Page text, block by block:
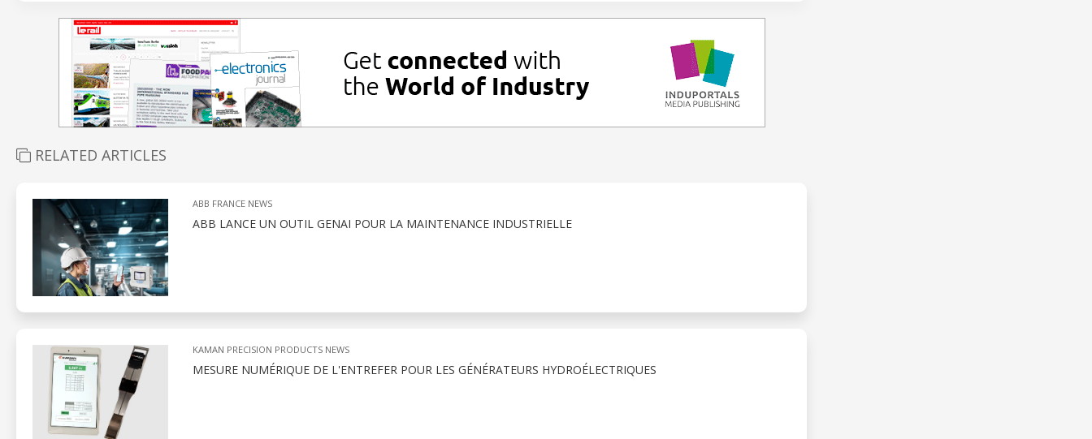
RELATED ARTICLES
ABB FRANCE NEWS
ABB LANCE UN OUTIL GENAI POUR LA MAINTENANCE INDUSTRIELLE
KAMAN PRECISION PRODUCTS NEWS
MESURE NUMÉRIQUE DE L'ENTREFER POUR LES GÉNÉRATEURS HYDROÉLECTRIQUES